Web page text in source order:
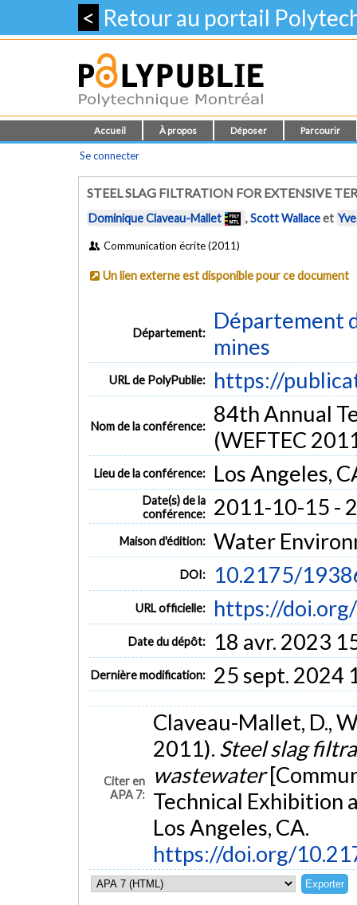
< Retour au portail
Accueil À propos Déposer Parcourir
Se connecter
STEEL SLAG FILTRATION FOR EXTENSIVE
Dominique Claveau-Mallet ,Scott Wallaceet
Communication écrite (2011)
Un lien externe est disponible pour ce document
Département:
Département
mines
URL de PolyPublie: https://
Nom de la conférence:
84th Annual
(WEFTEC
Lieu de la conférence: Los Angeles,
Date(s) de la
conférence:
2011-10-15 -
Maison d'édition: Water
DOI: 10.2175/
URL officielle: https://
Date du dépôt: 18 avr. 2023
Dernière modification: 25 sept. 2024
Citer en
APA 7:
Claveau-Mallet, D.,
2011). Steel slag
wastewater
Technical Exhibition
Los Angeles, CA.
https://doi.org/